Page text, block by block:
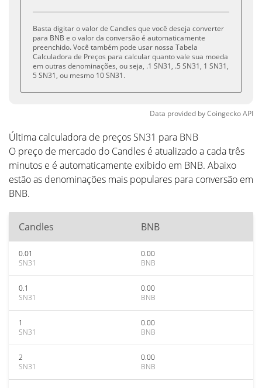
Basta digitar o valor de Candles que você deseja converter
para BNB e o valor da conversão é automaticamente
preenchido. Você também pode usar nossa Tabela
Calculadora de Preços para calcular quanto vale sua moeda
em outras denominações, ou seja, .1 SN31, .5 SN31, 1 SN31,
5 SN31, ou mesmo 10 SN31.
Data provided byCoingeckoAPI
Última calculadora de preços SN31 para BNB
O preço de mercado do Candles é atualizado a cada três
minutos e é automaticamente exibido em BNB. Abaixo
estão as denominações mais populares para conversão em
BNB.
Candles BNB
0.01
SN31
0.00
BNB
0.1
SN31
0.00
BNB
1
SN31
0.00
BNB
2
SN31
0.00
BNB